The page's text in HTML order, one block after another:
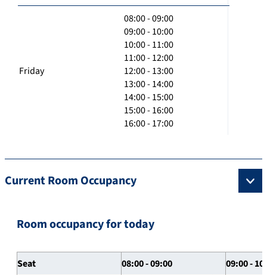
Friday
08:00 - 09:00
09:00 - 10:00
10:00 - 11:00
11:00 - 12:00
12:00 - 13:00
13:00 - 14:00
14:00 - 15:00
15:00 - 16:00
16:00 - 17:00
Current Room Occupancy
Room occupancy for today
Seat 08:00 - 09:00 09:00 -